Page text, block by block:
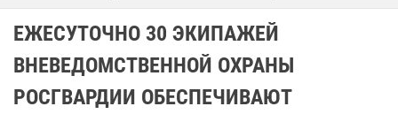
ЕЖЕСУТОЧНО 30 ЭКИПАЖЕЙ
ВНЕВЕДОМСТВЕННОЙ ОХРАНЫ
РОСГВАРДИИ ОБЕСПЕЧИВАЮТ